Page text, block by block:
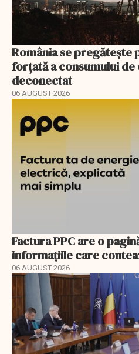
România se pregătește
forțată a consumului
deconectat
06 AUGUST 2026
Factura PPC are o
informațiile care
06 AUGUST 2026